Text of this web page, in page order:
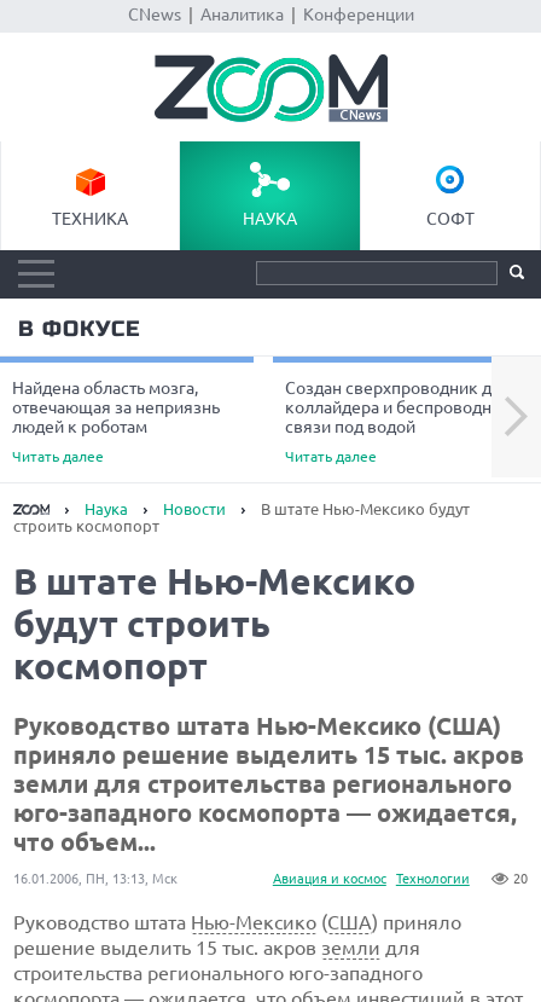
CNews| Аналитика| Конференции
ТЕХНИКА НАУКА СОФТ
В ФОКУСЕ
Найдена область мозга,
отвечающая за неприязнь
людей к роботам
Читать далее
Создан сверхпроводник для
коллайдера и беспроводной
связи под водой
Читать далее
Next
Наука Новости
В штате Нью-Мексико будут
строить космопорт
В штате Нью-Мексико
будут строить
космопорт
Руководство штата Нью-Мексико (США)
приняло решение выделить 15 тыс. акров
земли для строительства регионального
юго-западного космопорта — ожидается,
что объем...
Авиация и космос Технологии 20
16.01.2006, ПН, 13:13, Мск
Руководство штата Нью-Мексико (США) приняло
решение выделить 15 тыс. акров земли для
строительства регионального юго-западного